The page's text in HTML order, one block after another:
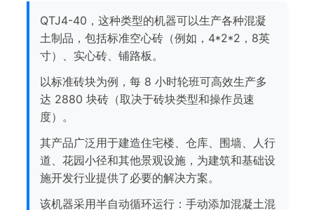
QTJ4-40，这种类型的机器可以生产各种混凝
土制品，包括标准空心砖（例如，4*2*2，8英
寸）、实心砖、铺路板。
以标准砖块为例，每 8 小时轮班可高效生产多
达 2880 块砖（取决于砖块类型和操作员速
度）。
其产品广泛用于建造住宅楼、仓库、围墙、人行
道、花园小径和其他景观设施，为建筑和基础设
施开发行业提供了必要的解决方案。
该机器采用半自动循环运行：手动添加混凝土混